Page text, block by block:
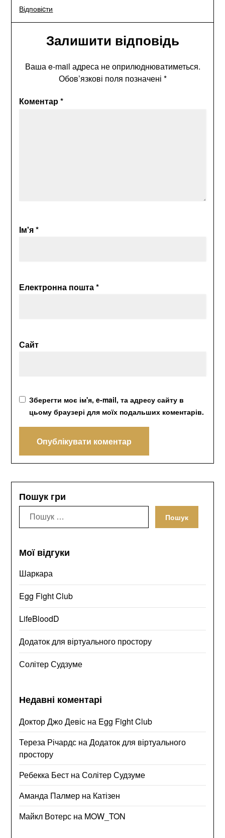
Відповіcти
Залишити відповідь
Ваша e-mail адреса не оприлюднюватиметься.
Обов’язкові поля позначені *
Коментар*
Ім'я*
Електронна пошта*
Сайт
Зберегти моє ім'я, e-mail, та адресу сайту в
цьому браузері для моїх подальших коментарів.
Пошук гри
Пошук:
Мої відгуки
Шаркара
Egg Fight Club
LifeBloodD
Додаток для віртуального простору
Солітер Судзуме
Недавні коментарі
Доктор Джо Девіс на Egg Fight Club
Тереза Річардс наДодаток для віртуального
простору
Ребекка Бест наСолітер Судзуме
Аманда Палмер на Катізен
Майкл Вотерс на MOW_TON